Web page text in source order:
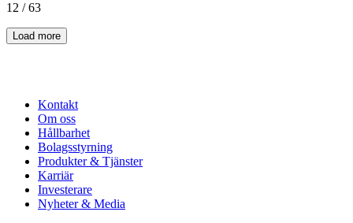
12 /63
Load more
Kontakt
Om oss
Hållbarhet
Bolagsstyrning
Produkter & Tjänster
Karriär
Investerare
Nyheter & Media